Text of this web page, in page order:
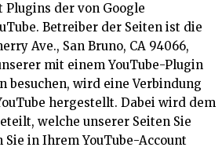
Plugins der von Google
Betreiber der Seiten ist die
Ave., San Bruno, CA 94066,
mit einem YouTube-Plugin
besuchen, wird eine Verbindung
hergestellt. Dabei wird dem
welche unserer Seiten Sie
Sie in Ihrem YouTube-Account